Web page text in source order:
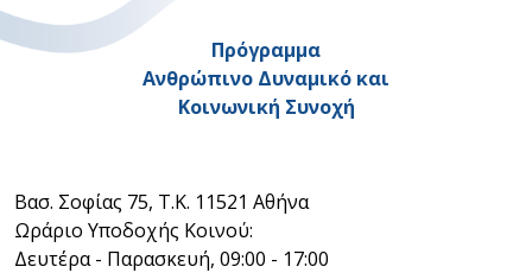
Βασ. Σοφίας 75, Τ.Κ. 11521 Αθήνα
Ωράριο Υποδοχής Κοινού:
Δευτέρα - Παρασκευή, 09:00 - 17:00
Πρόγραμμα
Ανθρώπινο Δυναμικό και
Κοινωνική Συνοχή